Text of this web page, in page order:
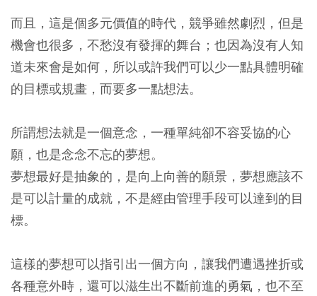
而且，這是個多元價值的時代，競爭雖然劇烈，但是
機會也很多，不愁沒有發揮的舞台；也因為沒有人知
道未來會是如何，所以或許我們可以少一點具體明確
的目標或規畫，而要多一點想法。
所謂想法就是一個意念，一種單純卻不容妥協的心
願，也是念念不忘的夢想。
夢想最好是抽象的，是向上向善的願景，夢想應該不
是可以計量的成就，不是經由管理手段可以達到的目
標。
這樣的夢想可以指引出一個方向，讓我們遭遇挫折或
各種意外時，還可以滋生出不斷前進的勇氣，也不至